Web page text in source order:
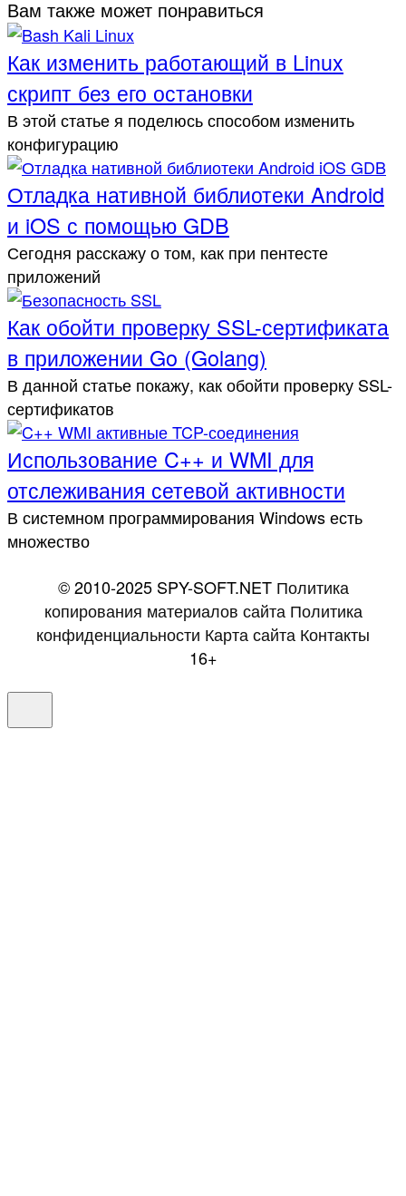
Вам также может понравиться
Как изменить работающий в Linux
скрипт без его остановки
В этой статье я поделюсь способом изменить
конфигурацию
Отладка нативной библиотеки Android
и iOS с помощью GDB
Сегодня расскажу о том, как при пентесте
приложений
Как обойти проверку SSL-сертификата
в приложении Go (Golang)
В данной статье покажу, как обойти проверку SSL-
сертификатов
Использование C++ и WMI для
отслеживания сетевой активности
В системном программирования Windows есть
множество
© 2010-2025 SPY-SOFT.NET Политика
копирования материалов сайта Политика
конфиденциальности Карта сайта Контакты
16+